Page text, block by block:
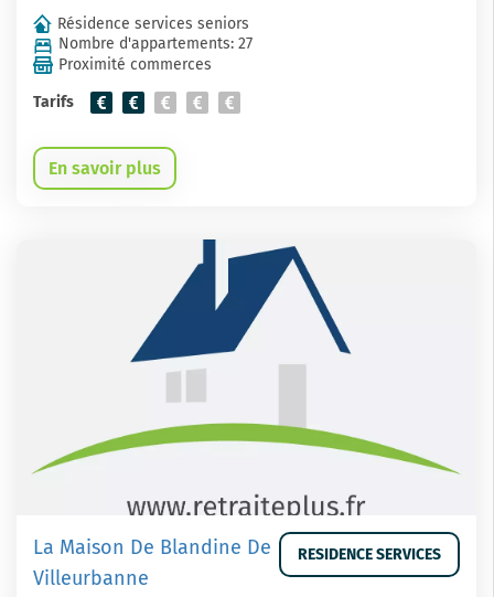
Résidence services seniors
Nombre d'appartements: 27
Proximité commerces
Tarifs
En savoir plus
La Maison De Blandine De
Villeurbanne
RESIDENCE SERVICES